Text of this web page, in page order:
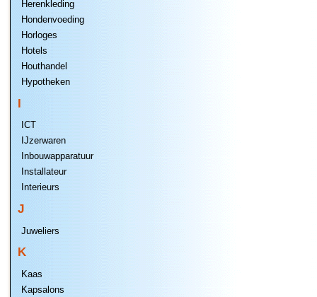
Herenkleding
Hondenvoeding
Horloges
Hotels
Houthandel
Hypotheken
I
ICT
IJzerwaren
Inbouwapparatuur
Installateur
Interieurs
J
Juweliers
K
Kaas
Kapsalons